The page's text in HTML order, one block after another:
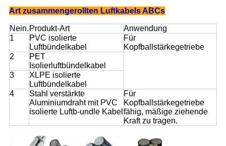
Art zusammengerollten Luftkabels ABCs
Nein. Produkt-Art
Anwendung
1
PVC isolierte
Luftbündelkabel
Für
Kopfballstärkegetriebe
2
PET
Isolierluftbündelkabel
3
XLPE isolierte
Luftbündelkabel
4
Stahl verstärkte
Aluminiumdraht mit PVC
isolierte Luftb-undle Kabel
Für
Kopfballstärkegetriebe
fähig, mäßige ziehende
Kraft zu tragen.